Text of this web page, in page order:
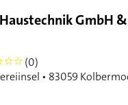
GmbH &
(0)
• 83059